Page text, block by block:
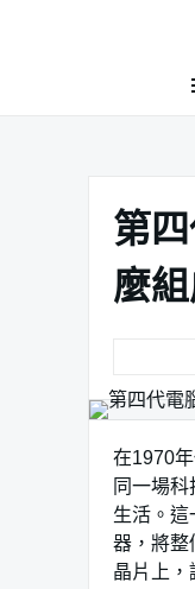
第
麼
在1970
同一場
生活。這
器，將整
晶片上，